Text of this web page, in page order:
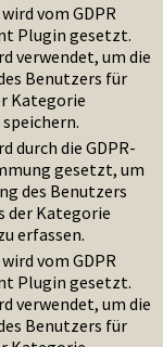
vom GDPR
Plugin gesetzt.
verwendet, um die
Benutzers für
Kategorie
durch die GDPR-
gesetzt, um
des Benutzers
der Kategorie
erfassen.
vom GDPR
Plugin gesetzt.
verwendet, um die
Benutzers für